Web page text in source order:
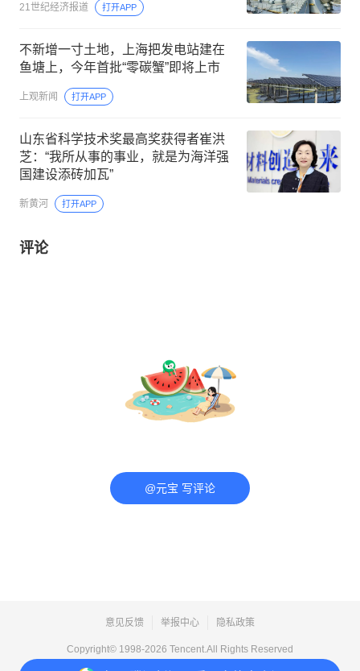
21世纪经济报道 打开APP
不新增一寸土地，上海把发电站建在
鱼塘上，今年首批“零碳蟹”即将上市
上观新闻 打开APP
山东省科学技术奖最高奖获得者崔洪
芝：“我所从事的事业，就是为海洋强
国建设添砖加瓦”
新黄河 打开APP
评论
@元宝 写评论
意见反馈 举报中心 隐私政策
Copyright© 1998-2026 Tencent.All Rights Reserved